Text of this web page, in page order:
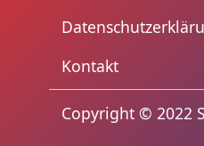
Kontakt
Copyright © 2022